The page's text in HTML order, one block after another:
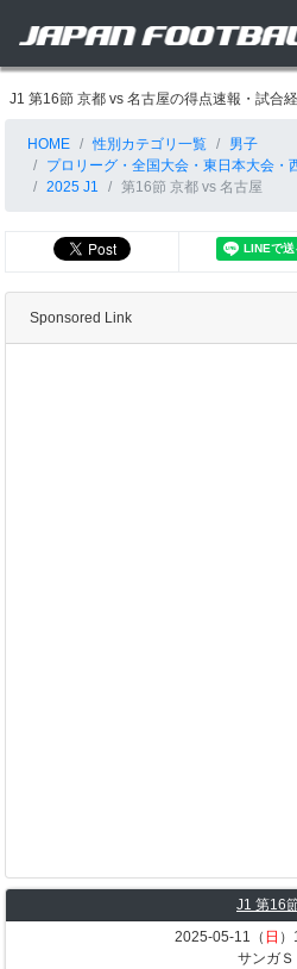
J1 第16節 京都 vs 名古屋の得点速報・試合
HOME 性別カテゴリ一覧
男子
プロリーグ・全国大会・東日本大会・
2025 J1
第16節 京都 vs 名古屋
Sponsored Link
J1 第16
2025-05-11（ 日
サンガＳ